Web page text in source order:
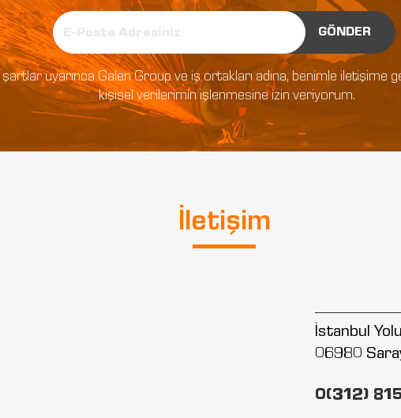
GÖNDER
şartlar uyarınca Galen Group ve iş ortakları adına, benimle iletişime
kişisel verilerimin işlenmesine izin veriyorum.
İletişim
İstanbul
06980
0(312)